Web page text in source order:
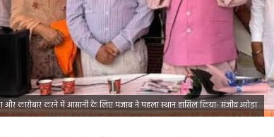
और कारोबार करने में आसानी के लिए पंजाब ने पहला स्थान हासिल किया- संजीव अरोड़ा